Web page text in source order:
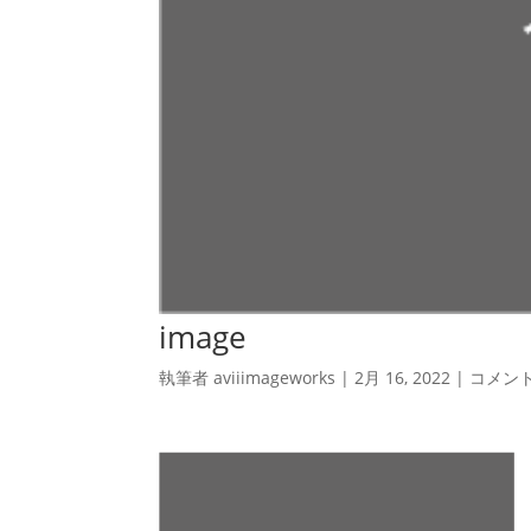
image
執筆者aviiimageworks |2月 16, 2022 | コメン